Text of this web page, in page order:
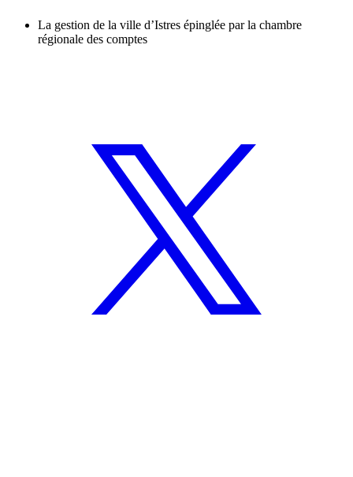
La gestion de la ville d’Istres épinglée par la chambre
régionale des comptes